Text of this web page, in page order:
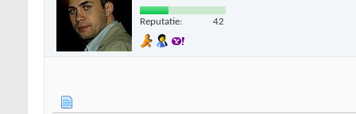
Reputatie: 42